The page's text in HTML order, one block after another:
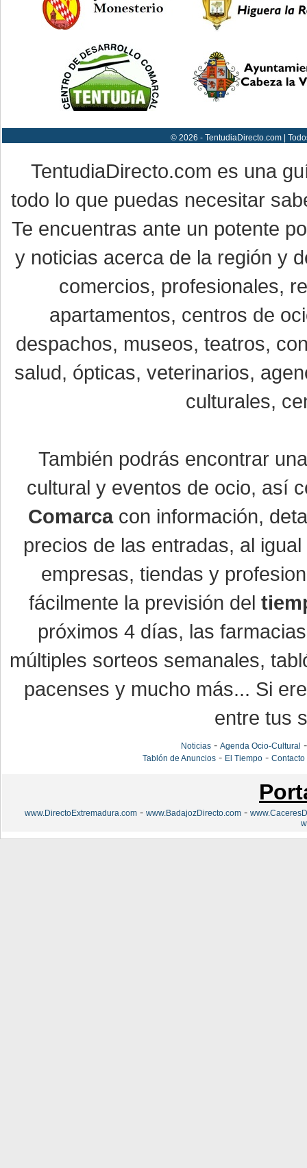
© 2026 - TentudiaDirecto.com |
TentudiaDirecto.com es una
todo lo que puedas necesitar
Te encuentras ante un potente
y noticias acerca de la región y
comercios, profesionales,
apartamentos, centros de
despachos, museos, teatros,
salud, ópticas, veterinarios,
culturales,
También podrás encontrar
cultural y eventos de ocio, así
Comarcacon información,
precios de las entradas, al
empresas, tiendas y
fácilmente la previsión del
próximos 4 días, las
múltiples sorteos semanales,
pacenses y mucho más... Si
entre tus
Noticias- Agenda Ocio-Cultural
Tablón de Anuncios- El Tiempo- Contacto
www.DirectoExtremadura.com - www.BadajozDirecto.com -